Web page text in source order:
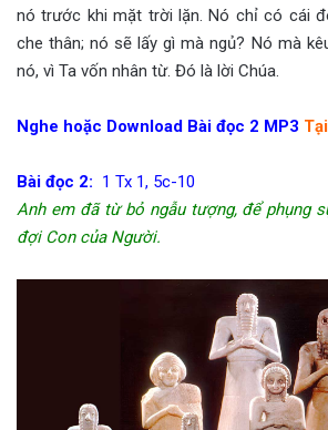
nó trước khi mặt trời lặn. Nó chỉ có cái
che thân; nó sẽ lấy gì mà ngủ? Nó mà
nó, vì Ta vốn nhân từ. Đó là lời Chúa.
Nghe hoặc Download Bài đọc 2 MP3
Bài đọc 2: 1 Tx 1, 5c-10
Anh em đã từ bỏ ngẫu tượng, để phụng
đợi Con của Người.